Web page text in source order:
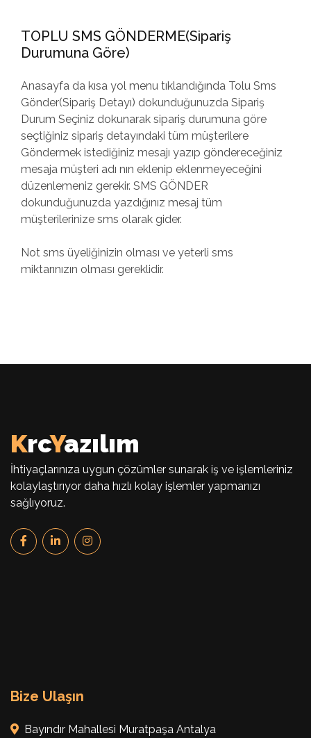
TOPLU SMS GÖNDERME(Sipariş
Durumuna Göre)
Anasayfa da kısa yol menu tıklandığında Tolu Sms
Gönder(Sipariş Detayı) dokunduğunuzda Sipariş
Durum Seçiniz dokunarak sipariş durumuna göre
seçtiğiniz sipariş detayındaki tüm müşterilere
Göndermek istediğiniz mesajı yazıp göndereceğiniz
mesaja müşteri adı nın eklenip eklenmeyeceğini
düzenlemeniz gerekir. SMS GÖNDER
dokunduğunuzda yazdığınız mesaj tüm
müşterilerinize sms olarak gider.
Not sms üyeliğinizin olması ve yeterli sms
miktarınızın olması gereklidir.
KrcYazılım
İhtiyaçlarınıza uygun çözümler sunarak iş ve işlemleriniz
kolaylaştırıyor daha hızlı kolay işlemler yapmanızı
sağlıyoruz.
Bize Ulaşın
Bayındır Mahallesi Muratpaşa Antalya